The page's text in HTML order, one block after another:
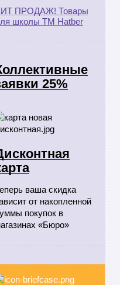
ПРОДАЖ! Товары
школы ТМ Hatber
25%
ваша скидка
от накопленной
покупок в
«Бюро»